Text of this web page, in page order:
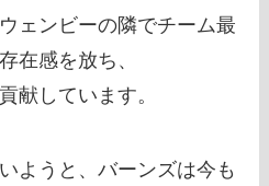
ェンビーの隣でチーム最
在感を放ち、
献しています。
ようと、バーンズは今も